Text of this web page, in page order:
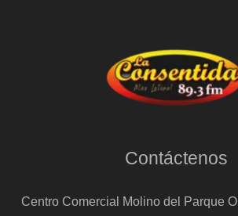
Contáctenos
Centro Comercial Molino del Parque